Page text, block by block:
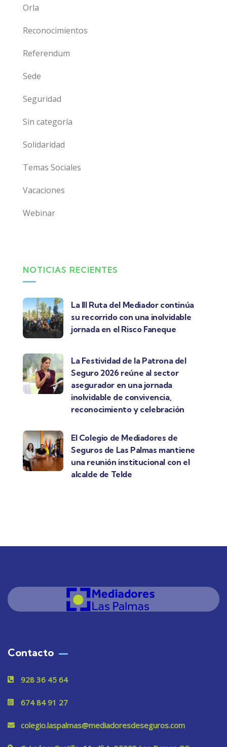
Orla
Reconocimientos
Referendum
Sede
Seguridad
Sin categoría
Solidaridad
Temas Sociales
Vacaciones
Webinar
NOTICIAS RECIENTES
La III Ruta del Mediador continúa
su recorrido con una inolvidable
jornada en el Risco Faneque
La Festividad de la Patrona del
Seguro 2026 reúne al sector
asegurador en una jornada
inolvidable de convivencia,
reconocimiento y celebración
El Colegio de Mediadores de
Seguros de Las Palmas mantiene
una reunión institucional con el
alcalde de Telde
Contacto
928 36 45 64
674 84 91 27
colegio.laspalmas@mediadoresdeseguros.com